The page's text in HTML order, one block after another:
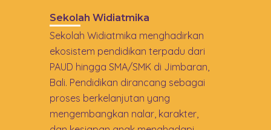
Sekolah Widiatmika
Sekolah Widiatmika menghadirkan
ekosistem pendidikan terpadu dari
PAUD hingga SMA/SMK di Jimbaran,
Bali. Pendidikan dirancang sebagai
proses berkelanjutan yang
mengembangkan nalar, karakter,